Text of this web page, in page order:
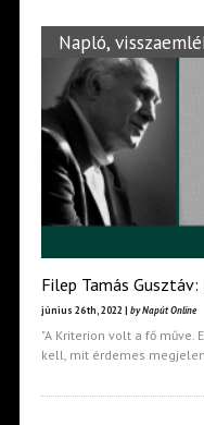
Napló,
Filep Tamás
június 26th, 2022 | by Napút Online
"A Kriterion volt a fő műve.
kell, mit érdemes